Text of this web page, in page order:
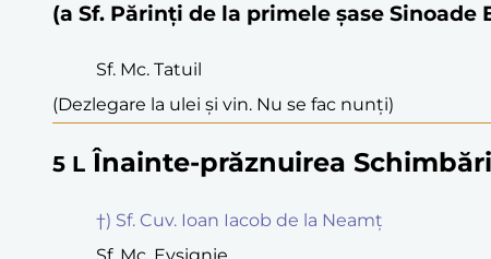
(a Sf. Părinți de la primele șase
Sf. Mc. Tatuil
(Dezlegare la ulei și vin. Nu se fac nunți)
5 L Înainte-prăznuirea
†) Sf. Cuv. Ioan Iacob de la Neamț
Sf. Mc. Evsignie